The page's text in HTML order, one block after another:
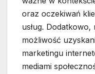
oraz oczekiwań
usług.
możliwość
marketingu
mediami